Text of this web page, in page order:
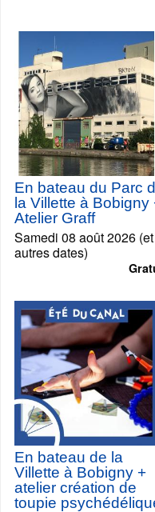
En bateau du Parc
la Villette à Bobigny
Atelier Graff
Samedi 08 août 2026
autres dates)
En bateau de la
Villette à Bobigny +
atelier création de
toupie